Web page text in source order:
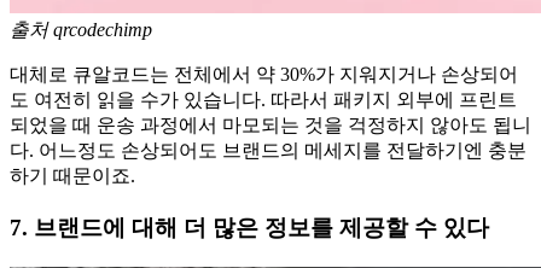
출처 qrcodechimp
대체로 큐알코드는 전체에서 약 30%가 지워지거나 손상되어
도 여전히 읽을 수가 있습니다. 따라서 패키지 외부에 프린트
되었을 때 운송 과정에서 마모되는 것을 걱정하지 않아도 됩니
다. 어느정도 손상되어도 브랜드의 메세지를 전달하기엔 충분
하기 때문이죠.
7. 브랜드에 대해 더 많은 정보를 제공할 수 있다